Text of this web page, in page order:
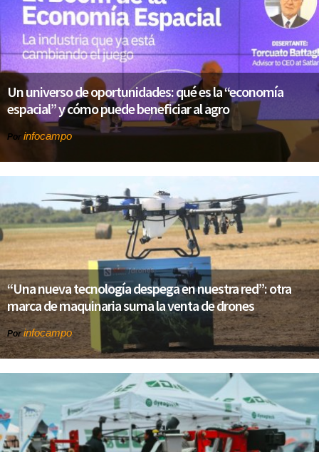
Un universo de oportunidades: qué es la “economía
espacial” y cómo puede beneficiar al agro
Por infocampo
“Una nueva tecnología despega en nuestra red”: otra
marca de maquinaria suma la venta de drones
Porinfocampo